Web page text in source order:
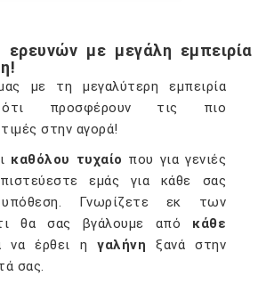
ερευνών με μεγάλη εμπειρία
με τη μεγαλύτερη εμπειρία
ότι προσφέρουν τις πιο
στην αγορά!
καθόλου τυχαίο που για γενιές
εμάς για κάθε σας
Γνωρίζετε εκ των
θα σας βγάλουμε από κάθε
να έρθει ηγαλήνη ξανά στην
σας.